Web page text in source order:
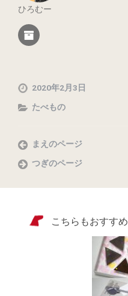
ひろむー
2020年2月3日
たべもの
まえのページ
つぎのページ
こちらもおすすめ